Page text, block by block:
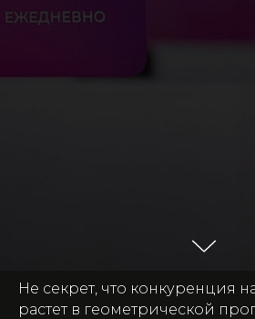
Не секрет, что конкуренция
растет в геометрической